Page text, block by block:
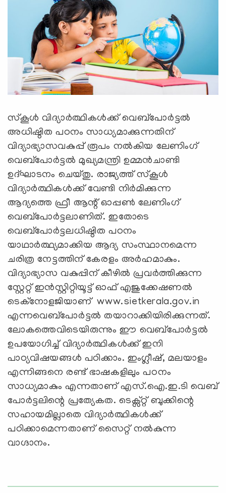
സ്‌കൂള്‍ വിദ്യാര്‍ത്ഥികള്‍ക്ക് വെബ്‌പോര്‍ട്ടല്‍
അധിഷ്ഠിത പഠനം സാധ്യമാക്കുന്നതിന്
വിദ്യാഭ്യാസവകുപ്പ് രൂപം നല്‍കിയ ലേണിംഗ്
വെബ്‌പോര്‍ട്ടല്‍ മുഖ്യമന്ത്രി ഉമ്മന്‍ചാണ്ടി
ഉദ്ഘാടനം ചെയ്തു. രാജ്യത്ത് സ്‌കൂള്‍
വിദ്യാര്‍ത്ഥികള്‍ക്ക് വേണ്ടി നിര്‍മിക്കുന്ന
ആദ്യത്തെ ഫ്രീ ആന്റ് ഓപ്പണ്‍ ലേണിംഗ്
വെബ്‌പോര്‍ട്ടലാണിത്. ഇതോടെ
വെബ്‌പോര്‍ട്ടലധിഷ്ഠിത പഠനം
യാഥാര്‍ത്ഥ്യമാക്കിയ ആദ്യ സംസ്ഥാനമെന്ന
ചരിത്ര നേട്ടത്തിന് കേരളം അര്‍ഹമാകും.
വിദ്യാഭ്യാസ വകുപ്പിന് കീഴില്‍ പ്രവര്‍ത്തിക്കുന്ന
സ്റ്റേറ്റ് ഇന്‍സ്റ്റിറ്റിയൂട്ട് ഓഫ് എജുക്കേഷണല്‍
ടെക്‌നോളജിയാണ് www.sietkerala.gov.in
എന്നവെബ്‌പോര്‍ട്ടല്‍ തയാറാക്കിയിരിക്കുന്നത്.
ലോകത്തെവിടെയിരുന്നും ഈ വെബ്‌പോര്‍ട്ടല്‍
ഉപയോഗിച്ച് വിദ്യാര്‍ത്ഥികള്‍ക്ക് ഇനി
പാഠ്യവിഷയങ്ങള്‍ പഠിക്കാം. ഇംഗ്ലീഷ്, മലയാളം
എന്നിങ്ങനെ രണ്ട് ഭാഷകളിലും പഠനം
സാധ്യമാകും എന്നതാണ് എസ്.ഐ.ഇ.ടി വെബ്
പോര്‍ട്ടലിന്റെ പ്രത്യേകത. ടെക്സ്റ്റ് ബുക്കിന്റെ
സഹായമില്ലാതെ വിദ്യാര്‍ത്ഥികള്‍ക്ക്
പഠിക്കാമെന്നതാണ് സൈറ്റ് നല്‍കുന്ന
വാഗ്ദാനം.